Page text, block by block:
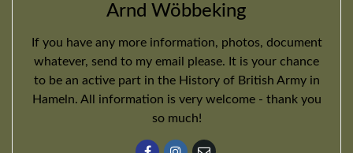
Arnd Wöbbeking
If you have any more information, photos, document
whatever, send to my email please. It is your chance
to be an active part in the History of British Army in
Hameln. All information is very welcome - thank you
so much!